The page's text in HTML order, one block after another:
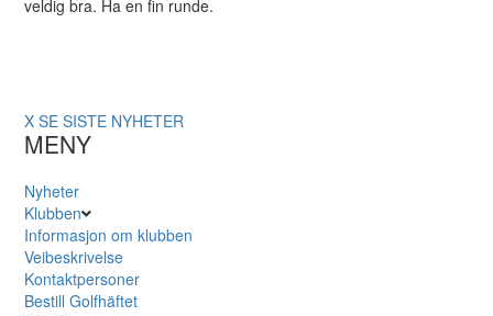
veldig bra. Ha en fin runde.
X SE SISTE NYHETER
MENY
Nyheter
Klubben
Informasjon om klubben
Veibeskrivelse
Kontaktpersoner
Bestill Golfhäftet